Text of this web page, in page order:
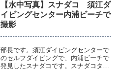
【水中写真】スナダコ 須江ダ
イビングセンター内浦ビーチで
撮影
部長です。須江ダイビングセンターで
のセルフダイビングで、内浦ビーチで
発見したスナダコです。スナダコタコ